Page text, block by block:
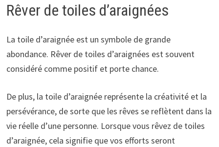
Rêver de toiles d’araignées
La toile d’araignée est un symbole de grande
abondance. Rêver de toiles d’araignées est souvent
considéré comme positif et porte chance.
De plus, la toile d’araignée représente la créativité et la
persévérance, de sorte que les rêves se reflètent dans la
vie réelle d’une personne. Lorsque vous rêvez de toiles
d’araignée, cela signifie que vos efforts seront